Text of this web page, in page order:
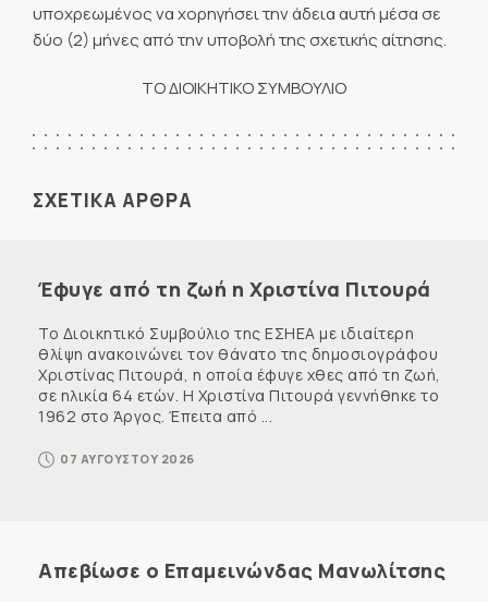
υποχρεωμένος να χορηγήσει την άδεια αυτή μέσα σε
δύο (2) μήνες από την υποβολή της σχετικής αίτησης.
ΤΟ ΔΙΟΙΚΗΤΙΚΟ ΣΥΜΒΟΥΛΙΟ
ΣΧΕΤΙΚΑ ΑΡΘΡΑ
Έφυγε από τη ζωή η Χριστίνα Πιτουρά
Το Διοικητικό Συμβούλιο της ΕΣΗΕΑ με ιδιαίτερη
θλίψη ανακοινώνει τον θάνατο της δημοσιογράφου
Χριστίνας Πιτουρά, η οποία έφυγε χθες από τη ζωή,
σε ηλικία 64 ετών. Η Χριστίνα Πιτουρά γεννήθηκε το
1962 στο Άργος. Έπειτα από ...
07 ΑΥΓΟΥΣΤΟΥ 2026
Απεβίωσε ο Επαμεινώνδας Μανωλίτσης